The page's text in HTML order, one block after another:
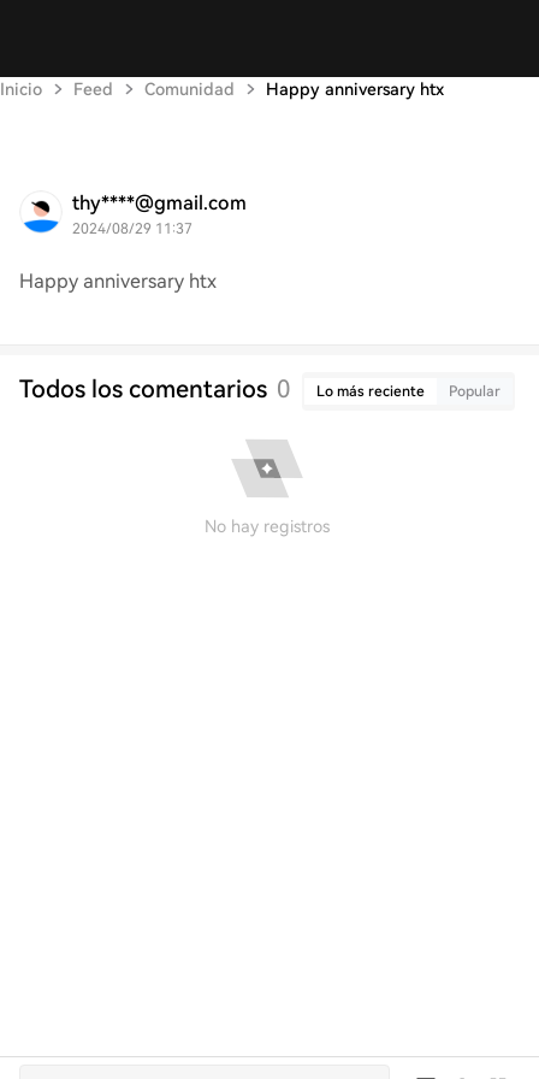
Inicio Feed Comunidad Happy anniversary htx
thy****@gmail.com
2024/08/29 11:37
Happy anniversary htx
Todos los comentarios 0 Lo más reciente Popular
No hay registros